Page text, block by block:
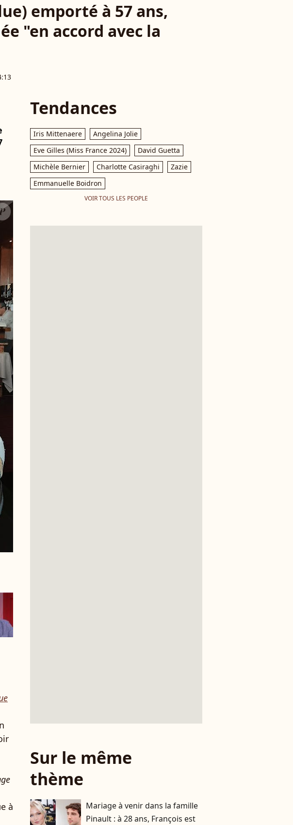
emporté à 57 ans,
"en accord avec la
à
Tendances
Iris Mittenaere
Angelina Jolie
Eve Gilles (Miss France 2024)
David Guetta
Michèle Bernier
Charlotte Casiraghi
Zazie
Emmanuelle Boidron
VOIR TOUS LES PEOPLE
Sur le même
thème
Mariage à venir dans la famille
Pinault : à 28 ans, François est